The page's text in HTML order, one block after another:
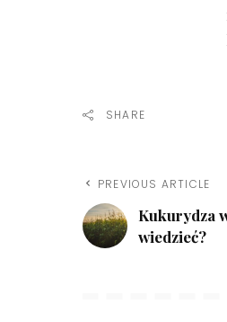
SHARE
PREVIOUS ARTICLE
Kukurydza
wiedzieć?